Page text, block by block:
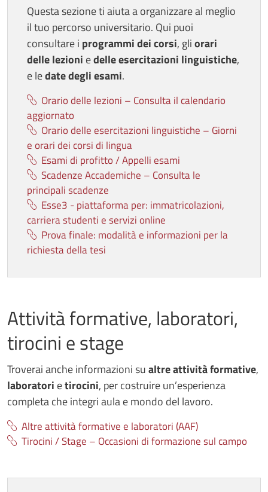
Questa sezione ti aiuta a organizzare al meglio
il tuo percorso universitario. Qui puoi
consultare i programmi dei corsi, gliorari
delle lezioni edelleesercitazioni linguistiche,
e ledate degli esami.
Orario delle lezioni – Consulta il calendario
aggiornato
Orario delle esercitazioni linguistiche – Giorni
e orari dei corsi di lingua
Esami di profitto / Appelli esami
Scadenze Accademiche – Consulta le
principali scadenze
Esse3 - piattaforma per: immatricolazioni,
carriera studenti e servizi online
Prova finale: modalità e informazioni per la
richiesta della tesi
Attività formative, laboratori,
tirocini e stage
Troverai anche informazioni sualtre attività formative,
laboratori etirocini, per costruire un’esperienza
completa che integri aula e mondo del lavoro.
Altre attività formative e laboratori (AAF)
Tirocini / Stage – Occasioni di formazione sul campo